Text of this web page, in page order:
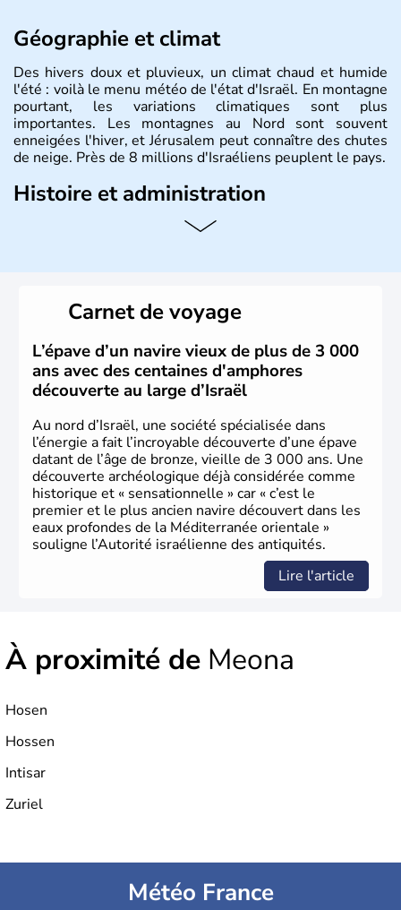
Géographie et climat
Des hivers doux et pluvieux, un climat chaud et humide
l'été : voilà le menu météo de l'état d'Israël. En montagne
pourtant, les variations climatiques sont plus
importantes. Les montagnes au Nord sont souvent
enneigées l'hiver, et Jérusalem peut connaître des chutes
de neige. Près de 8 millions d'Israéliens peuplent le pays.
Histoire et administration
L'Israël est un état de la partie est de la Méditerranée,
vrai essor économique dans le domaine des nouvelles
Carnet de voyage
L’épave d’un navire vieux de plus de 3 000
ans avec des centaines d'amphores
découverte au large d’Israël
Au nord d’Israël, une société spécialisée dans
l’énergie a fait l’incroyable découverte d’une épave
datant de l’âge de bronze, vieille de 3 000 ans. Une
découverte archéologique déjà considérée comme
historique et « sensationnelle » car « c’est le
premier et le plus ancien navire découvert dans les
eaux profondes de la Méditerranée orientale »
souligne l’Autorité israélienne des antiquités.
Lire l'article
À proximité de Meona
Hosen
Hossen
Intisar
Zuriel
Météo France